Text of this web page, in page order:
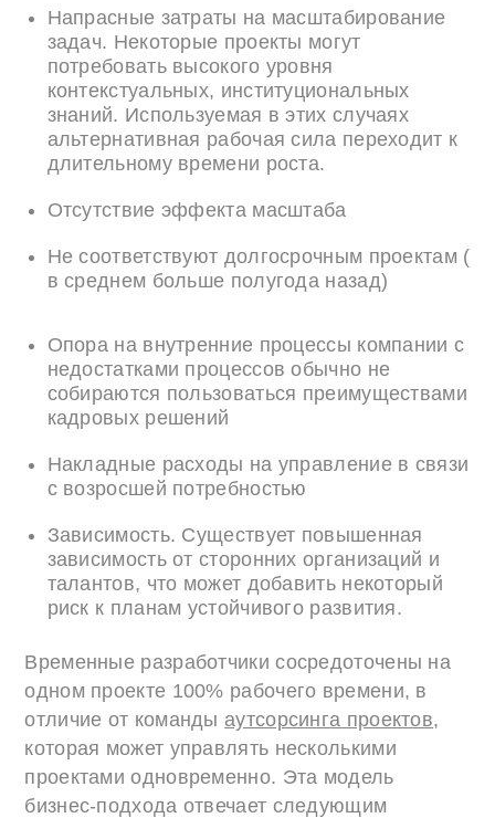
Напрасные затраты на масштабирование
задач. Некоторые проекты могут
потребовать высокого уровня
контекстуальных, институциональных
знаний. Используемая в этих случаях
альтернативная рабочая сила переходит к
длительному времени роста.
Отсутствие эффекта масштаба
Не соответствуют долгосрочным проектам (
в среднем больше полугода назад)
Опора на внутренние процессы компании с
недостатками процессов обычно не
собираются пользоваться преимуществами
кадровых решений
Накладные расходы на управление в связи
с возросшей потребностью
Зависимость. Существует повышенная
зависимость от сторонних организаций и
талантов, что может добавить некоторый
риск к планам устойчивого развития.
Временные разработчики сосредоточены на
одном проекте 100% рабочего времени, в
отличие от команды аутсорсинга проектов,
которая может управлять несколькими
проектами одновременно. Эта модель
бизнес-подхода отвечает следующим